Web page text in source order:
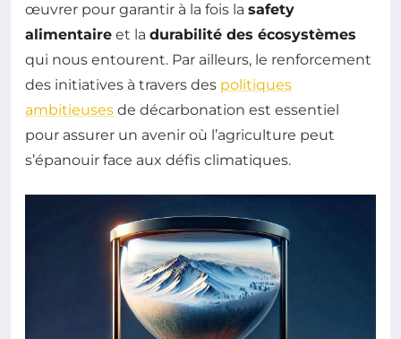
œuvrer pour garantir à la fois la safety
alimentaire et la durabilité des écosystèmes
qui nous entourent. Par ailleurs, le renforcement
des initiatives à travers des politiques
ambitieuses de décarbonation est essentiel
pour assurer un avenir où l’agriculture peut
s’épanouir face aux défis climatiques.